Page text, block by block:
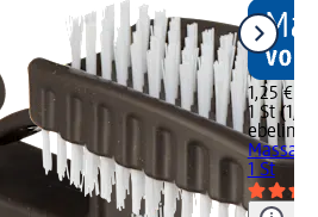
1,25 €
1 St
ebelin
1 St